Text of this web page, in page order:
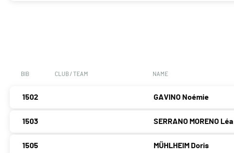
BIB CLUB / TEAM NAME
1502 GAVINO Noémie
1503 SERRANO MORENO Léa
1505 MÜHLHEIM Doris